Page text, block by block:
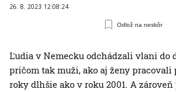
26. 8. 2023 12:08:24
Odlož na neskôr
Ľudia v Nemecku odchádzali vlani do
pričom tak muži, ako aj ženy pracovali
roky dlhšie ako v roku 2001. A